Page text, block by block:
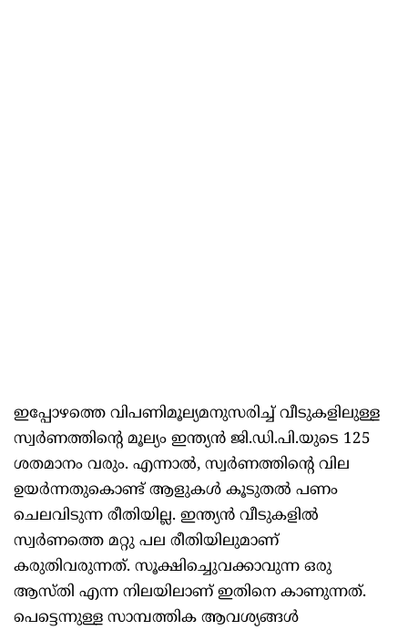
ഇപ്പോഴത്തെ വിപണിമൂല്യമനുസരിച്ച് വീടുകളിലുള്ള
സ്വർണത്തിന്റെ മൂല്യം ഇന്ത്യൻ ജി.ഡി.പി.യുടെ 125
ശതമാനം വരും. എന്നാൽ, സ്വർണത്തിന്റെ വില
ഉയർന്നതുകൊണ്ട് ആളുകൾ കൂടുതൽ പണം
ചെലവിടുന്ന രീതിയില്ല. ഇന്ത്യൻ വീടുകളിൽ
സ്വർണത്തെ മറ്റു പല രീതിയിലുമാണ്
കരുതിവരുന്നത്. സൂക്ഷിച്ചുെവക്കാവുന്ന ഒരു
ആസ്തി എന്ന നിലയിലാണ് ഇതിനെ കാണുന്നത്.
പെട്ടെന്നുള്ള സാമ്പത്തിക ആവശ്യങ്ങൾ